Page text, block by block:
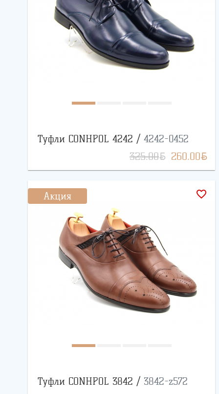
Туфли CONHPOL 4242 / 4242-0452
325.00BYN 260.00BYN
Акция favorite_border
Туфли CONHPOL 3842 / 3842-z572